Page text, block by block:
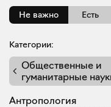
Не важно
Есть
Категории:
Общественные и
гуманитарные
Антропология